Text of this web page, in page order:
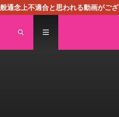
通念上不適合と思われる動画がござ